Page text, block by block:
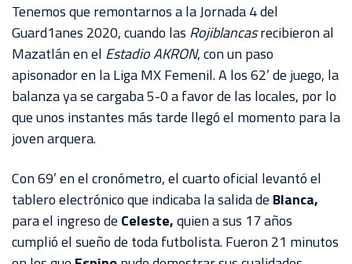
Tenemos que remontarnos a la Jornada 4 del
Guard1anes 2020, cuando las Rojiblancasrecibieron al
Mazatlán en el Estadio AKRON, con un paso
apisonador en la Liga MX Femenil. A los 62’ de juego, la
balanza ya se cargaba 5-0 a favor de las locales, por lo
que unos instantes más tarde llegó el momento para la
joven arquera.
Con 69’ en el cronómetro, el cuarto oficial levantó el
tablero electrónico que indicaba la salida de Blanca,
para el ingreso de Celeste,quien a sus 17 años
cumplió el sueño de toda futbolista. Fueron 21 minutos